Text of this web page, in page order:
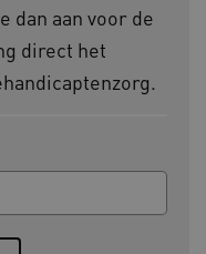
dan aan voor de
direct het
Inc.